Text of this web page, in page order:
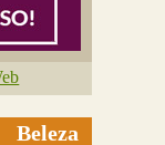
Beleza